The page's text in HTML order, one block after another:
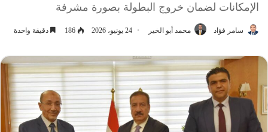
الإمكانات لضمان خروج البطولة بصورة مشرفة
سامر فؤاد محمد أبو الخير 24 يونيو، 2026 186 دقيقة واحدة